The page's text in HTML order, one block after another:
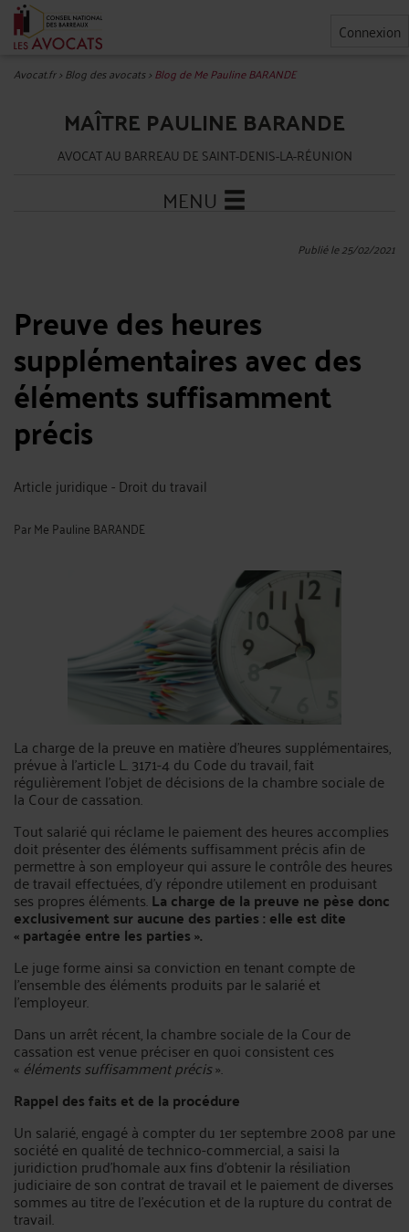
Connexion
Avocat.fr>Blog des avocats>Blog de Me Pauline BARANDE
MAÎTRE PAULINE BARANDE
AVOCAT AU BARREAU DE SAINT-DENIS-LA-RÉUNION
MENU
Publié le 25/02/2021
Preuve des heures
supplémentaires avec des
éléments suffisamment
précis
Article juridique - Droit du travail
ParMe Pauline BARANDE
La charge de la preuve en matière d’heures supplémentaires,
prévue à l’article L. 3171-4 du Code du travail, fait
régulièrement l’objet de décisions de la chambre sociale de
la Cour de cassation.
Tout salarié qui réclame le paiement des heures accomplies
doit présenter des éléments suffisamment précis afin de
permettre à son employeur qui assure le contrôle des heures
de travail effectuées, d’y répondre utilement en produisant
ses propres éléments.La charge de la preuve ne pèse donc
exclusivement sur aucune des parties : elle est dite
« partagée entre les parties ».
Le juge forme ainsi sa conviction en tenant compte de
l’ensemble des éléments produits par le salarié et
l’employeur.
Dans un arrêt récent, la chambre sociale de la Cour de
cassation est venue préciser en quoi consistent ces
« éléments suffisamment précis».
Rappel des faits et de la procédure
Un salarié, engagé à compter du 1er septembre 2008 par une
société en qualité de technico-commercial, a saisi la
juridiction prud’homale aux fins d’obtenir la résiliation
judiciaire de son contrat de travail et le paiement de diverses
sommes au titre de l’exécution et de la rupture du contrat de
travail.